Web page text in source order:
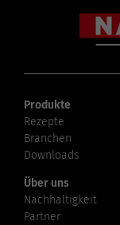
Produkte
Rezepte
Branchen
Downloads
Über uns
Nachhaltigkeit
Partner